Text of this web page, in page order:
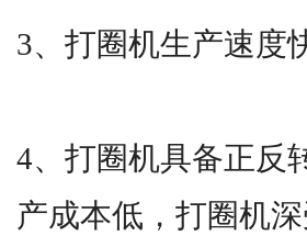
3、打圈机生产速度
4、打圈机具备正反
产成本低，打圈机